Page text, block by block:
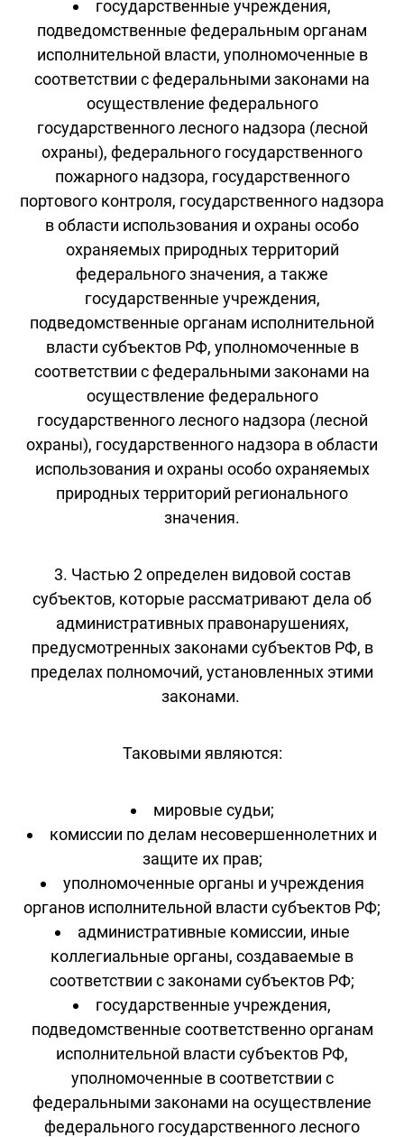
государственные учреждения,
подведомственные федеральным органам
исполнительной власти, уполномоченные в
соответствии с федеральными законами на
осуществление федерального
государственного лесного надзора (лесной
охраны), федерального государственного
пожарного надзора, государственного
портового контроля, государственного надзора
в области использования и охраны особо
охраняемых природных территорий
федерального значения, а также
государственные учреждения,
подведомственные органам исполнительной
власти субъектов РФ, уполномоченные в
соответствии с федеральными законами на
осуществление федерального
государственного лесного надзора (лесной
охраны), государственного надзора в области
использования и охраны особо охраняемых
природных территорий регионального
значения.
3. Частью 2 определен видовой состав
субъектов, которые рассматривают дела об
административных правонарушениях,
предусмотренных законами субъектов РФ, в
пределах полномочий, установленных этими
законами.
Таковыми являются:
мировые судьи;
комиссии по делам несовершеннолетних и
защите их прав;
уполномоченные органы и учреждения
органов исполнительной власти субъектов РФ;
административные комиссии, иные
коллегиальные органы, создаваемые в
соответствии с законами субъектов РФ;
государственные учреждения,
подведомственные соответственно органам
исполнительной власти субъектов РФ,
уполномоченные в соответствии с
федеральными законами на осуществление
федерального государственного лесного